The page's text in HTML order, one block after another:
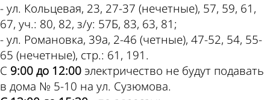
- ул. Кольцевая, 23, 27-37 (нечетные), 57, 59, 61,
67, уч.: 80, 82, з/у: 57Б, 83, 63, 81;
- ул. Романовка, 39а, 2-46 (четные), 47-52, 54, 55-
65 (нечетные), стр.: 61, 191.
С 9:00 до 12:00электричество не будут подавать
в дома № 5-10 на ул. Сузюмова.